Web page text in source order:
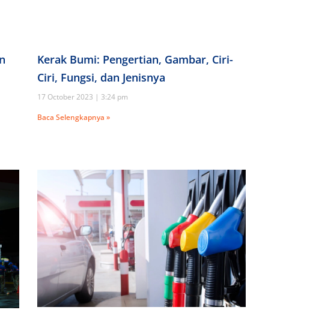
Kerak Bumi: Pengertian, Gambar, Ciri-
Ciri, Fungsi, dan Jenisnya
17 October 2023
3:24 pm
Baca Selengkapnya »